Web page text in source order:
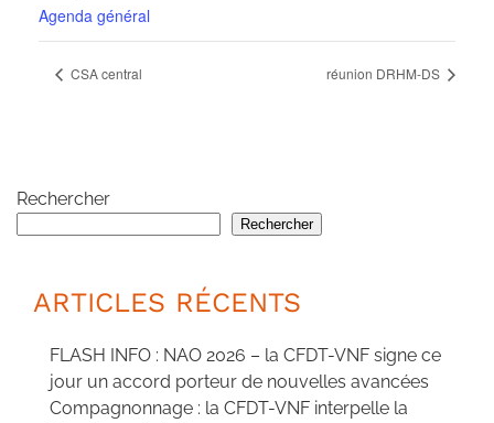
Agenda général
CSA central réunion DRHM-DS
Rechercher
Rechercher
ARTICLES RÉCENTS
FLASH INFO : NAO 2026 – la CFDT-VNF signe ce
jour un accord porteur de nouvelles avancées
Compagnonnage : la CFDT-VNF interpelle la